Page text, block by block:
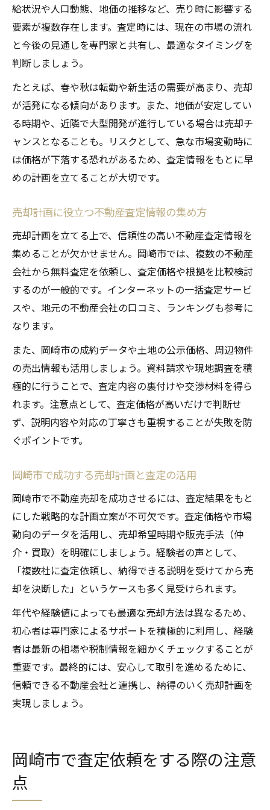
給状況や人口動態、地価の推移など、売り時に影響する
要素が複数存在します。査定時には、現在の市場の流れ
と今後の見通しを専門家と共有し、最適なタイミングを
判断しましょう。
たとえば、春や秋は転勤や新生活の需要が高まり、売却
が活発になる傾向があります。また、地価が安定してい
る時期や、近隣で大型開発が進行している場合は売却チ
ャンスとなることも。リスクとして、急な市場変動時に
は価格が下落する恐れがあるため、査定情報をもとに早
めの計画を立てることが大切です。
売却計画に役立つ不動産査定情報の集め方
売却計画を立てる上で、信頼性の高い不動産査定情報を
集めることが欠かせません。岡崎市では、複数の不動産
会社から無料査定を依頼し、査定価格や根拠を比較検討
するのが一般的です。インターネットの一括査定サービ
スや、地元の不動産会社の口コミ、ランキングも参考に
なります。
また、岡崎市の成約データや土地の公示価格、周辺物件
の売出情報も活用しましょう。資料請求や現地調査を積
極的に行うことで、査定内容の裏付けや交渉材料を得ら
れます。注意点として、査定価格が高いだけで判断せ
ず、説明内容や対応の丁寧さも重視することが失敗を防
ぐポイントです。
岡崎市で成功する売却計画と査定の活用
岡崎市で不動産売却を成功させるには、査定結果をもと
にした戦略的な計画立案が不可欠です。査定価格や市場
動向のデータを活用し、売却希望時期や販売手法（仲
介・買取）を明確にしましょう。経験者の声として、
「複数社に査定依頼し、納得できる説明を受けてから売
却を決断した」というケースも多く見受けられます。
年代や経験値によっても最適な売却方法は異なるため、
初心者は専門家によるサポートを積極的に利用し、経験
者は最新の相場や税制情報を細かくチェックすることが
重要です。最終的には、安心して取引を進めるために、
信頼できる不動産会社と連携し、納得のいく売却計画を
実現しましょう。
岡崎市で査定依頼をする際の注意
点